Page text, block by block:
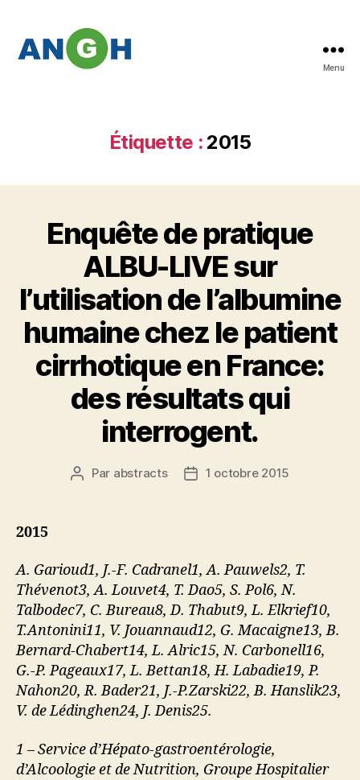
Menu
Étiquette : 2015
Enquête de pratique
ALBU-LIVE sur
l’utilisation de l’albumine
humaine chez le patient
cirrhotique en France:
des résultats qui
interrogent.
Auteur
Par abstracts
Date1 octobre 2015
2015
A. Garioud1, J.-F. Cadranel1, A. Pauwels2, T.
Thévenot3, A. Louvet4, T. Dao5, S. Pol6, N.
Talbodec7, C. Bureau8, D. Thabut9, L. Elkrief10,
T.Antonini11, V. Jouannaud12, G. Macaigne13, B.
Bernard-Chabert14, L. Alric15, N. Carbonell16,
G.-P. Pageaux17, L. Bettan18, H. Labadie19, P.
Nahon20, R. Bader21, J.-P.Zarski22, B. Hanslik23,
V. de Lédinghen24, J. Denis25.
1 – Service d’Hépato-gastroentérologie,
d’Alcoologie et de Nutrition, Groupe Hospitalier